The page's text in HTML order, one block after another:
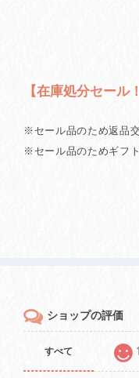
【在庫処分セール
※セール品のため返品
※セール品のためギフ
ショップの評価
すべて